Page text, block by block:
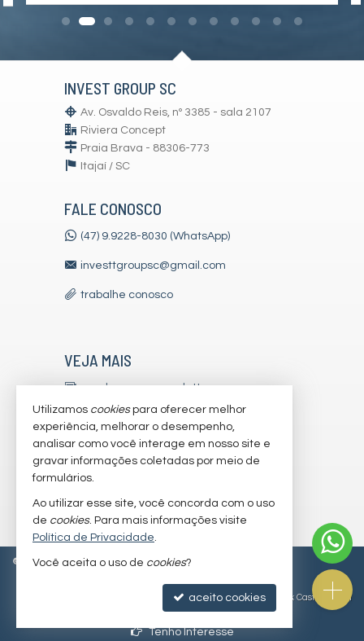
INVEST GROUP SC
Av. Osvaldo Reis, nº 3385 - sala 2107
Riviera Concept
Praia Brava - 88306-773
Itajaí / SC
FALE CONOSCO
(47) 9.9228-8030 (WhatsApp)
investtgroupsc@gmail.com
trabalhe conosco
VEJA MAIS
receba nosso newsletter
indicadores financeiros
cadastre seu imóvel
imóveis favoritos
mapa de imóveis
© 2026 CRECI/SC 7179-J Política de Privacidade
Site para imobiliárias: Castel Digital
Tenho Interesse
Utilizamos cookiespara oferecer melhor
experiência, melhorar o desempenho,
analisar como você interage em nosso site e
gravar informações coletadas por meio de
formulários.
Ao utilizar esse site, você concorda com o uso
de cookies. Para mais informações visite
Política de Privacidade.
Você aceita o uso de cookies?
aceito cookies